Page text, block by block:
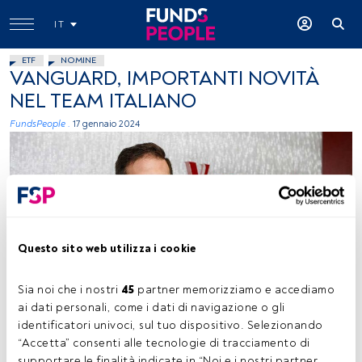
Questo sito web utilizza i cookie
Sia noi che i nostri 45 partner memorizziamo e accediamo
ai dati personali, come i dati di navigazione o gli
identificatori univoci, sul tuo dispositivo. Selezionando
“Accetta” consenti alle tecnologie di tracciamento di
IT
ETF NOMINE
VANGUARD, IMPORTANTI NOVITÀ
NEL TEAM ITALIANO
FundsPeople . 17 gennaio 2024